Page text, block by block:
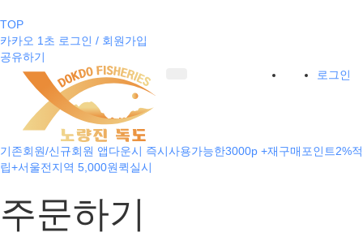
TOP
카카오 1초 로그인 / 회원가입
공유하기
로그인
기존회원/신규회원 앱다운시 즉시사용가능한3000p +재구매포인트2%적
립+서울전지역 5,000원퀵실시
주문하기